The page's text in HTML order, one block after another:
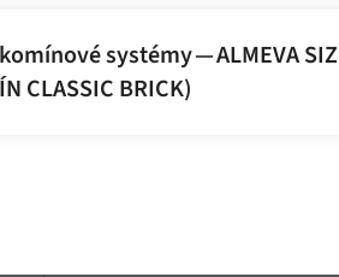
systémy — ALMEVA
CLASSIC BRICK)